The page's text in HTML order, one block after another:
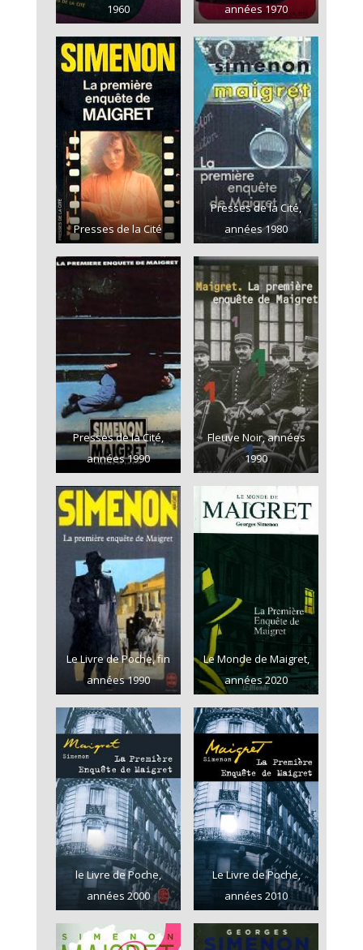
1960
années 1970
Presses de la Cité
Presses de la Cité,
années 1980
Presses de la Cité,
années 1990
Fleuve Noir, années
1990
Le Livre de Poche, fin
années 1990
Le Monde de Maigret,
années 2020
le Livre de Poche,
années 2000
Le Livre de Poche,
années 2010